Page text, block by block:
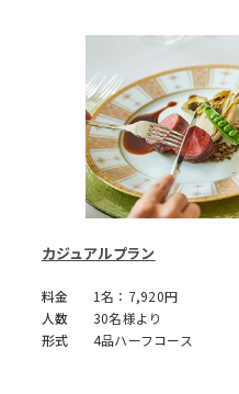
ゲストハウスならではのリゾ
てのパーティーが可能です。ガ
ーデン・リビングも使用し
て、お世話になった先生や、
ご友人と楽しむひとときを演
出いたします。
祝賀会・周年記念
カジュアルプラン
料金
1名：7,920円
人数
30名様より
形式
4品ハーフコース